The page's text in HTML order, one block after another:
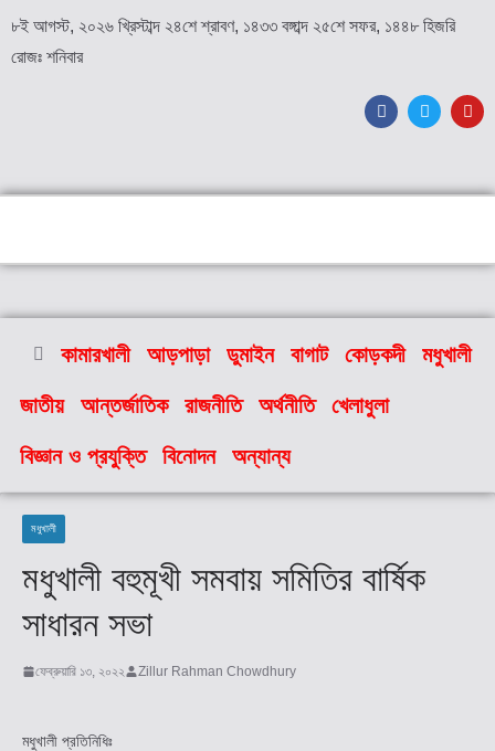
৮ই আগস্ট, ২০২৬ খ্রিস্টাব্দ ২৪শে শ্রাবণ, ১৪৩৩ বঙ্গাব্দ ২৫শে সফর, ১৪৪৮ হিজরি
রোজঃ শনিবার
কামারখালী আড়পাড়া ডুমাইন বাগাট কোড়কদী মধুখালী
জাতীয় আন্তর্জাতিক রাজনীতি অর্থনীতি খেলাধুলা
বিজ্ঞান ও প্রযুক্তি বিনোদন অন্যান্য
মধুখালী
মধুখালী বহুমূখী সমবায় সমিতির বার্ষিক
সাধারন সভা
ফেব্রুয়ারি ১৩, ২০২২ Zillur Rahman Chowdhury
মধুখালী প্রতিনিধিঃ